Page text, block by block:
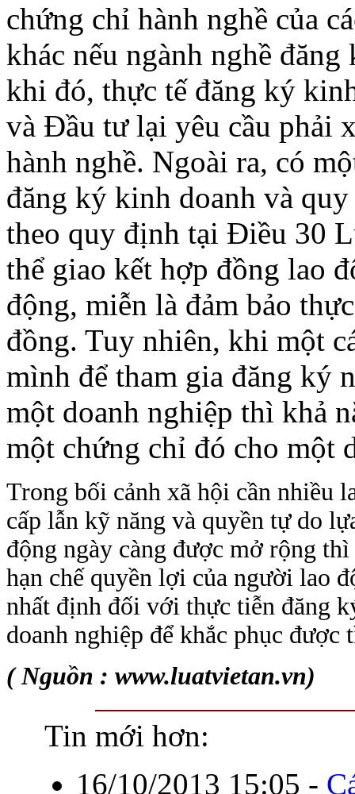
chứng chỉ hành nghề của
khác nếu ngành nghề
khi đó, thực tế đăng ký
và Đầu tư lại yêu cầu phải
hành nghề. Ngoài ra, có
đăng ký kinh doanh và
theo quy định tại Điều 30
thể giao kết hợp đồng lao
động, miễn là đảm bảo
đồng. Tuy nhiên, khi một
mình để tham gia đăng ký
một doanh nghiệp thì khả
một chứng chỉ đó cho một
Trong bối cảnh xã hội cần nhiều
cấp lẫn kỹ năng và quyền tự do
động ngày càng được mở rộng
hạn chế quyền lợi của người lao
nhất định đối với thực tiễn đăng
doanh nghiệp để khắc phục được
( Nguồn : www.luatvietan.vn)
Tin mới hơn:
16/10/2013 15:05 -